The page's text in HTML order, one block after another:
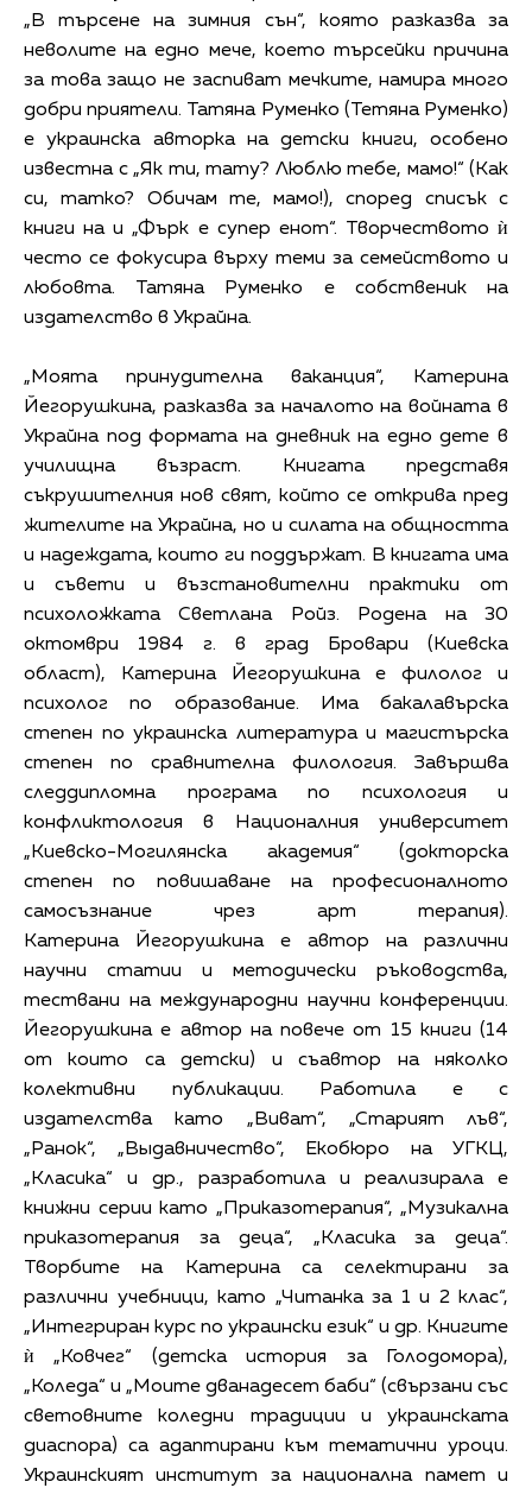
„В търсене на зимния сън“, която разказва за
неволите на едно мече, което търсейки причина
за това защо не заспиват мечките, намира много
добри приятели. Татяна Руменко (Тетяна Руменко)
е украинска авторка на детски книги, особено
известна с „Як ти, тату? Люблю тебе, мамо!“ (Как
си, татко? Обичам те, мамо!), според списък с
книги на и „Фърк е супер енот“. Творчеството ѝ
често се фокусира върху теми за семейството и
любовта. Татяна Руменко е собственик на
издателство в Украйна.
„Моята принудителна ваканция“, Катерина
Йегорушкина, разказва за началото на войната в
Украйна под формата на дневник на едно дете в
училищна възраст. Книгата представя
съкрушителния нов свят, който се открива пред
жителите на Украйна, но и силата на общността
и надеждата, които ги поддържат. В книгата има
и съвети и възстановителни практики от
психоложката Светлана Ройз. Родена на 30
октомври 1984 г. в град Бровари (Киевска
област), Катерина Йегорушкина е филолог и
психолог по образование. Има бакалавърска
степен по украинска литература и магистърска
степен по сравнителна филология. Завършва
следдипломна програма по психология и
конфликтология в Националния университет
„Киевско-Могилянска академия“ (докторска
степен по повишаване на професионалното
самосъзнание чрез арт терапия).
Катерина Йегорушкина е автор на различни
научни статии и методически ръководства,
тествани на международни научни конференции.
Йегорушкина е автор на повече от 15 книги (14
от които са детски) и съавтор на няколко
колективни публикации. Работила е с
издателства като „Виват“, „Старият лъв“,
„Ранок“, „Выдавничество“, Екобюро на УГКЦ,
„Класика“ и др., разработила и реализирала е
книжни серии като „Приказотерапия“, „Музикална
приказотерапия за деца“, „Класика за деца“.
Творбите на Катерина са селектирани за
различни учебници, като „Читанка за 1 и 2 клас“,
„Интегриран курс по украински език“ и др. Книгите
ѝ „Ковчег“ (детска история за Голодомора),
„Коледа“ и „Моите дванадесет баби“ (свързани със
световните коледни традиции и украинската
диаспора) са адаптирани към тематични уроци.
Украинският институт за национална памет и